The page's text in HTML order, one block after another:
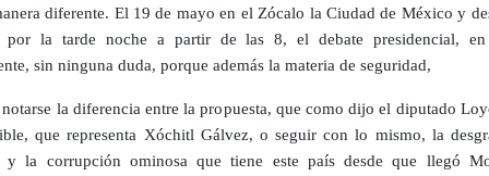
diferente. El 19 de mayo en el Zócalo la Ciudad de México y
por la tarde noche a partir de las 8, el debate presidencial, en
sin ninguna duda, porque además la materia de seguridad,
notarse la diferencia entre la propuesta, que como dijo el diputado
que representa Xóchitl Gálvez, o seguir con lo mismo, la
y la corrupción ominosa que tiene este país desde que llegó